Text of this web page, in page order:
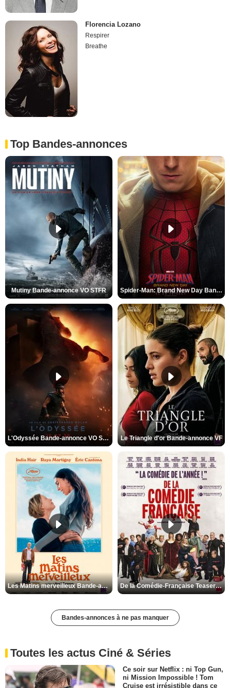
Florencia Lozano
Respirer
Breathe
Top Bandes-annonces
Mutiny Bande-annonce VO STFR Spider-Man: Brand New Day Bande-annonce VO STFR
L'Odyssée Bande-annonce VO STFR Le Triangle d'or Bande-annonce VF
Les Matins merveilleux Bande-annonce VF De la Comédie-Française Teaser VF
Bandes-annonces à ne pas manquer
Toutes les actus Ciné & Séries
Ce soir sur Netflix : ni Top Gun,
ni Mission Impossible ! Tom
Cruise est irrésistible dans ce